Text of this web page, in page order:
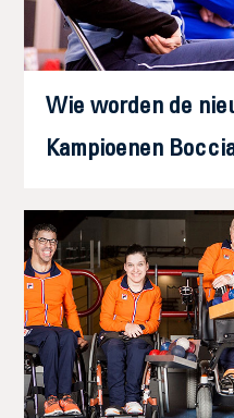
Wie worden de
Kampioenen